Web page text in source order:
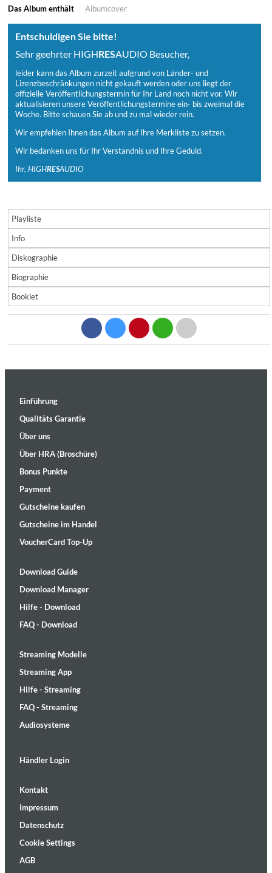
Das Album enthält Albumcover
Entschuldigen Sie bitte!
Sehr geehrter HIGHRESAUDIO Besucher,
leider kann das Album zurzeit aufgrund von Länder- und
Lizenzbeschränkungen nicht gekauft werden oder uns liegt der
offizielle Veröffentlichungstermin für Ihr Land noch nicht vor. Wir
aktualisieren unsere Veröffentlichungstermine ein- bis zweimal die
Woche. Bitte schauen Sie ab und zu mal wieder rein.
Wir empfehlen Ihnen das Album auf Ihre Merkliste zu setzen.
Wir bedanken uns für Ihr Verständnis und Ihre Geduld.
Ihr, HIGHRESAUDIO
Playliste
Info
Diskographie
Biographie
Booklet
Einführung
Qualitäts Garantie
Über uns
Über HRA (Broschüre)
Bonus Punkte
Payment
Gutscheine kaufen
Gutscheine im Handel
VoucherCard Top-Up
Download Guide
Download Manager
Hilfe - Download
FAQ - Download
Streaming Modelle
Streaming App
Hilfe - Streaming
FAQ - Streaming
Audiosysteme
Händler Login
Kontakt
Impressum
Datenschutz
Cookie Settings
AGB